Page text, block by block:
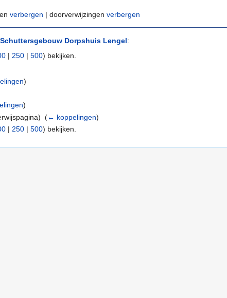
verbergen | doorverwijzingen verbergen
Schuttersgebouw Dorpshuis Lengel:
| 250 | 500) bekijken.
)
)
(← koppelingen)
| 250 | 500) bekijken.